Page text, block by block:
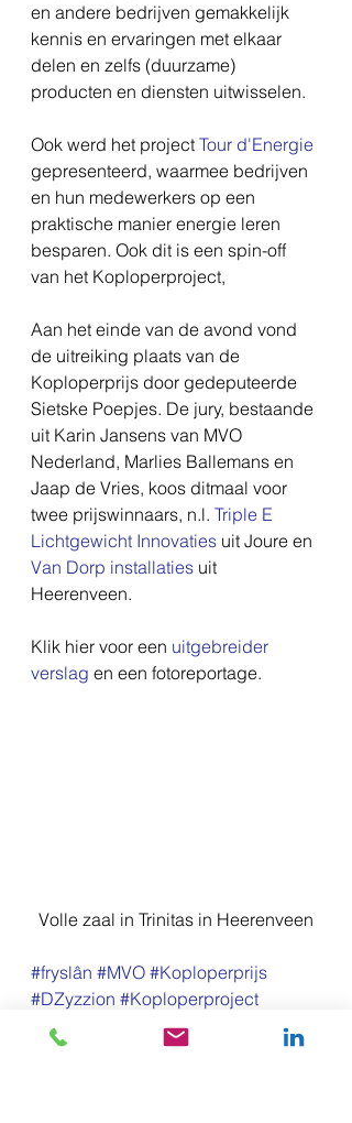
en andere bedrijven gemakkelijk
kennis en ervaringen met elkaar
delen en zelfs (duurzame)
producten en diensten uitwisselen.
Ook werd het project Tour d'Energie
gepresenteerd, waarmee bedrijven
en hun medewerkers op een
praktische manier energie leren
besparen. Ook dit is een spin-off
van het Koploperproject,
Aan het einde van de avond vond
de uitreiking plaats van de
Koploperprijs door gedeputeerde
Sietske Poepjes. De jury, bestaande
uit Karin Jansens van MVO
Nederland, Marlies Ballemans en
Jaap de Vries, koos ditmaal voor
twee prijswinnaars, n.l. Triple E
Lichtgewicht Innovaties uit Joure en
Van Dorp installaties uit
Heerenveen.
Klik hier voor een uitgebreider
verslag en een fotoreportage.
Volle zaal in Trinitas in Heerenveen
#fryslân #MVO #Koploperprijs
#DZyzzion #Koploperproject
#duurzaamondernemen
#gemeente
#Koplopers
#Heerenveen
#Trinitas